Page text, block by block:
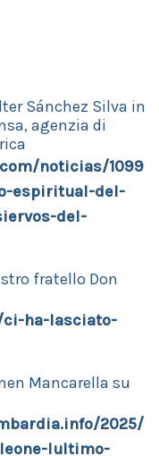
Sánchez Silva in
agenzia di
noticias/1099
espiritual-del-
del-
fratello Don
ha-lasciato-
Mancarella su
2025/
lultimo-